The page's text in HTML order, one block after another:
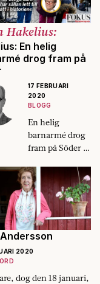
Hakelius:
En helig
drog fram på
17 FEBRUARI
2020
BLOGG
En helig
barnarmé drog
fram på Söder i
skymundan
publicerades en
riktigt bra
artikel.
2020
dog den 18 januari,